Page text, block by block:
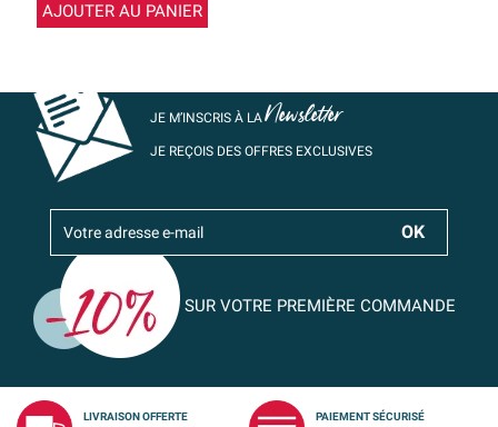
AJOUTER AU PANIER
JE M’INSCRIS À LANewsletter
JE REÇOIS DES OFFRES EXCLUSIVES
SUR VOTRE PREMIÈRE COMMANDE
LIVRAISON OFFERTE
PAIEMENT SÉCURISÉ